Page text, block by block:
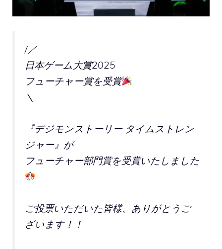
/／
日本ゲーム大賞2025
フューチャー賞を受賞
＼
『デジモンストーリー タイムストレン
ジャー』が
フューチャー部門賞を受賞いたしました
ご投票いただいた皆様、ありがとうご
ざいます！！